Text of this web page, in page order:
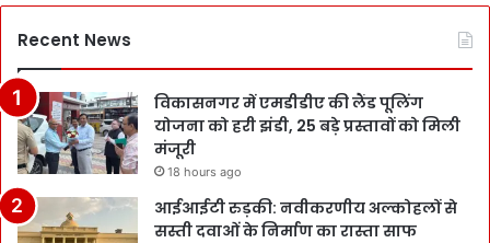
Recent News
विकासनगर में एमडीडीए की लैंड पूलिंग
योजना को हरी झंडी, 25 बड़े प्रस्तावों को मिली
मंजूरी
18 hours ago
आईआईटी रुड़की: नवीकरणीय अल्कोहलों से
सस्ती दवाओं के निर्माण का रास्ता साफ